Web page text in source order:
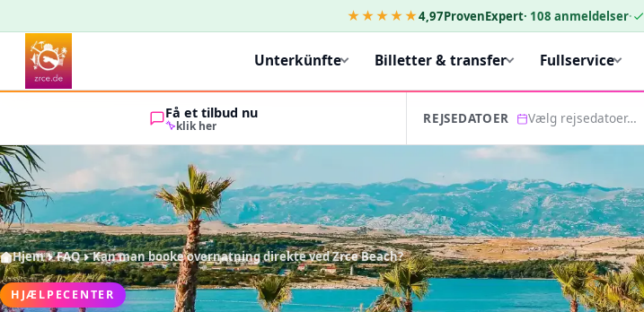
★★★★★4,97ProvenExpert· 108 anmeldelser·
Unterkünfte Billetter & transfer Fullservice
Få et tilbud nu
klik her REJSEDATOER Vælg rejsedatoer…
Hjem FAQ Kan man booke overnatning direkte ved Zrce Beach?
HJÆLPECENTER